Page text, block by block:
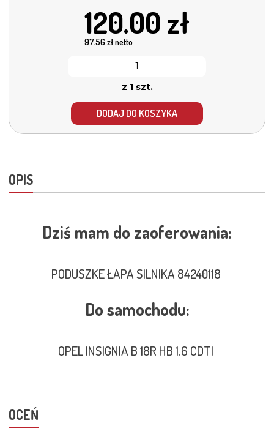
120.00 zł
97.56zł netto
z 1 szt.
DODAJ DO KOSZYKA
OPIS
Dziś mam do zaoferowania:
PODUSZKE ŁAPA SILNIKA 84240118
Do samochodu:
OPEL INSIGNIA B 18R HB 1.6 CDTI
OCEŃ